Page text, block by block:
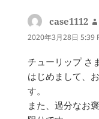
case1112
2020年3月28日 5:39
チューリップ さ
はじめまして、
す。
また、過分なお